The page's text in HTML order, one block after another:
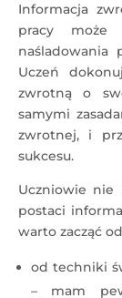
Informacja
pracy
naśladowania
Uczeń
zwrotną o
samymi
zwrotnej, i
sukcesu.
Uczniowie
postaci
warto zacząć
od techniki
– mam